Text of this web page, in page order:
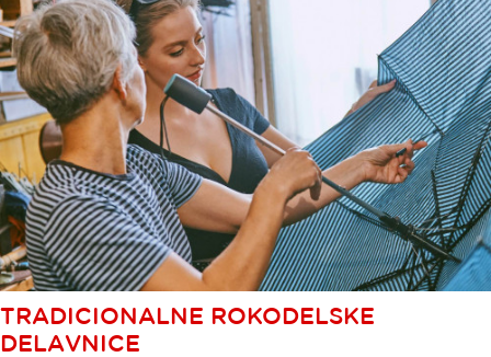
TRADICIONALNE ROKODELSKE
DELAVNICE